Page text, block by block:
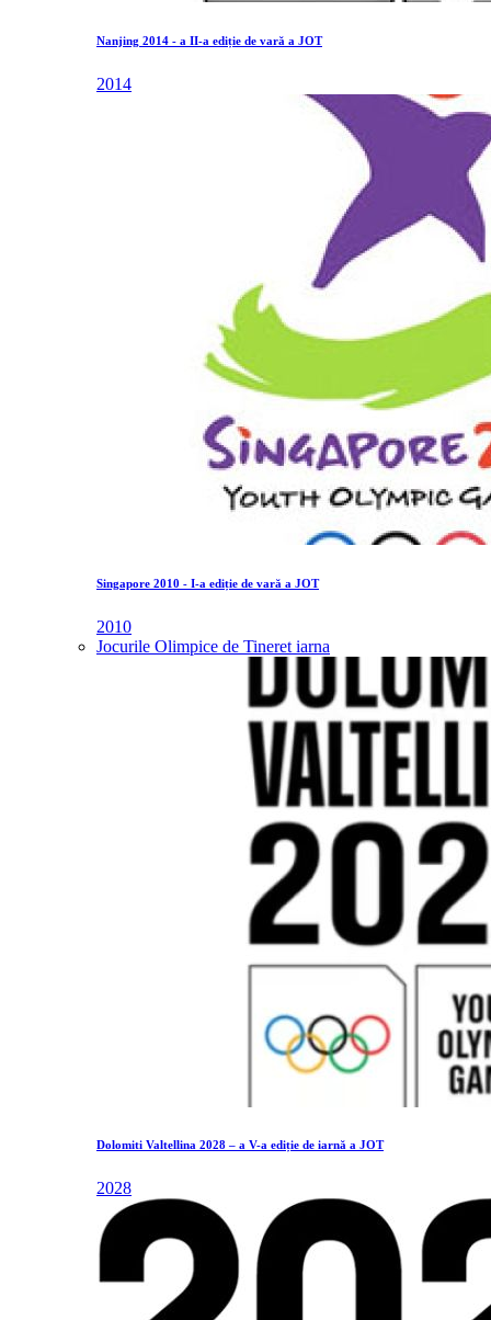
Nanjing 2014 - a II-a ediție de vară a JOT
2014
Singapore 2010 - I-a ediție de vară a JOT
2010
Jocurile Olimpice de Tineret iarna
Dolomiti Valtellina 2028 – a V-a ediție de iarnă a JOT
2028